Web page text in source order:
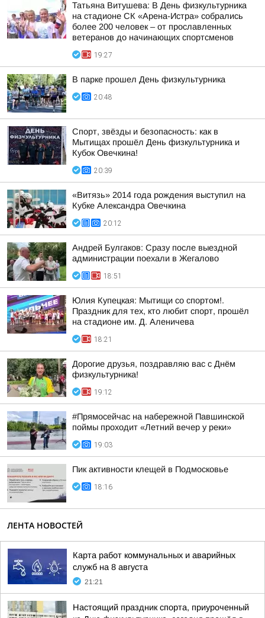
Татьяна Витушева: В День физкультурника
на стадионе СК «Арена-Истра» собрались
более 200 человек – от прославленных
ветеранов до начинающих спортсменов
19:27
В парке прошел День физкультурника
20:48
Спорт, звёзды и безопасность: как в
Мытищах прошёл День физкультурника и
Кубок Овечкина!
20:39
«Витязь» 2014 года рождения выступил на
Кубке Александра Овечкина
20:12
Андрей Булгаков: Сразу после выездной
администрации поехали в Жегалово
18:51
Юлия Купецкая: Мытищи со спортом!.
Праздник для тех, кто любит спорт, прошёл
на стадионе им. Д. Аленичева
18:21
Дорогие друзья, поздравляю вас с Днём
физкультурника!
19:12
#Прямосейчас на набережной Павшинской
поймы проходит «Летний вечер у реки»
19:03
Пик активности клещей в Подмосковье
18:16
ЛЕНТА НОВОСТЕЙ
Карта работ коммунальных и аварийных
служб на 8 августа
21:21
Настоящий праздник спорта, приуроченный